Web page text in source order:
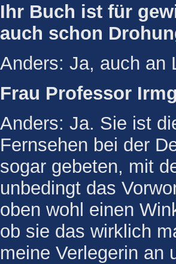
Ihr Buch ist für
auch schon
Anders: Ja, auch an
Frau Professor
Anders: Ja. Sie ist
Fernsehen bei der
sogar gebeten, mit
unbedingt das
oben wohl einen
ob sie das wirklich
meine Verlegerin an